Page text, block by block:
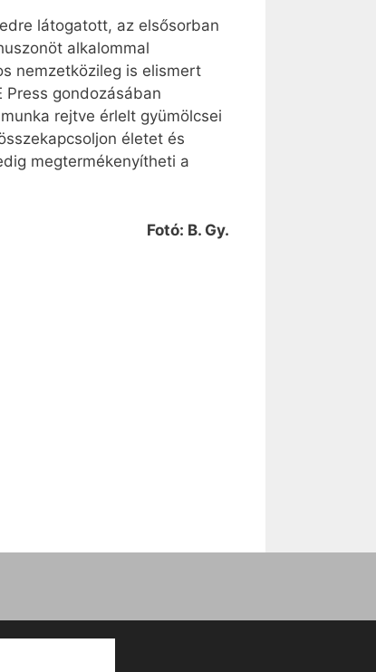
látogatott, az elsősorban
alkalommal
nemzetközileg is elismert
gondozásában
rejtve érlelt gyümölcsei
életet és
megtermékenyítheti a
Fotó: B. Gy.